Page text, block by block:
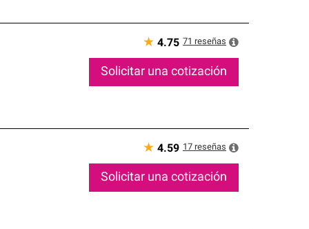
★ 4.75 71 reseñas
Solicitar una cotización
★ 4.59 17 reseñas
Solicitar una cotización